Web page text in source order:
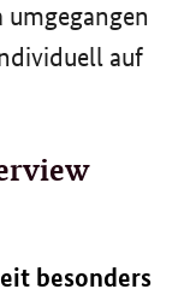
auf
besonders